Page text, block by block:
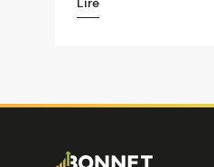
Image